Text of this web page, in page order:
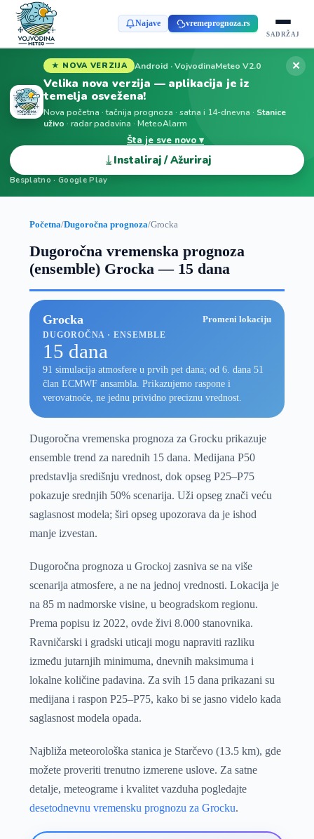
Najave vremeprognoza.rs
SADRŽAJ
★ NOVA VERZIJA Android · VojvodinaMeteo V2.0
Velika nova verzija — aplikacija je iz
temelja osvežena!
Nova početna · tačnija prognoza · satna i 14-dnevna · Stanice
uživo · radar padavina · MeteoAlarm
Šta je sve novo ▾
⤓ Instaliraj / Ažuriraj
Besplatno · Google Play
✕
Početna/Dugoročna prognoza/Grocka
Dugoročna vremenska prognoza
(ensemble) Grocka — 15 dana
Grocka Promeni lokaciju
DUGOROČNA · ENSEMBLE
15 dana
91 simulacija atmosfere u prvih pet dana; od 6. dana 51
član ECMWF ansambla. Prikazujemo raspone i
verovatnoće, ne jednu prividno preciznu vrednost.
Dugoročna vremenska prognoza za Grocku prikazuje
ensemble trend za narednih 15 dana. Medijana P50
predstavlja središnju vrednost, dok opseg P25–P75
pokazuje srednjih 50% scenarija. Uži opseg znači veću
saglasnost modela; širi opseg upozorava da je ishod
manje izvestan.
Dugoročna prognoza u Grockoj zasniva se na više
scenarija atmosfere, a ne na jednoj vrednosti. Lokacija je
na 85 m nadmorske visine, u beogradskom regionu.
Prema popisu iz 2022, ovde živi 8.000 stanovnika.
Ravničarski i gradski uticaji mogu napraviti razliku
između jutarnjih minimuma, dnevnih maksimuma i
lokalne količine padavina. Za svih 15 dana prikazani su
medijana i raspon P25–P75, kako bi se jasno videlo kada
saglasnost modela opada.
Najbliža meteorološka stanica je Starčevo (13.5 km), gde
možete proveriti trenutno izmerene uslove. Za satne
detalje, meteograme i kvalitet vazduha pogledajte
desetodnevnu vremensku prognozu za Grocku.